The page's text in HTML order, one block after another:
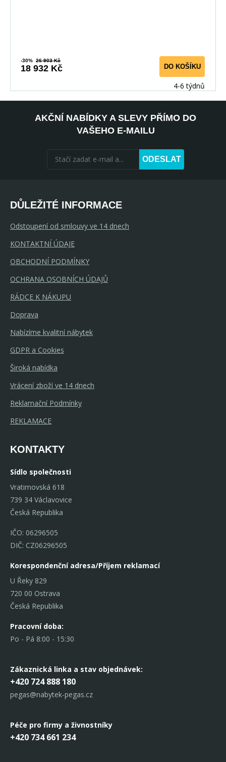
-30% 26 903 Kč
18 932 Kč DO KOŠÍKU
4-6 týdnů
AKČNÍ NABÍDKY A SLEVY PŘÍMO DO
VAŠEHO E-MAILU
ODESLAT
DŮLEŽITÉ INFORMACE
Odstoupení od smlouvy ve 14 dnech
KONTAKTNÍ ÚDAJE
OBCHODNÍ PODMÍNKY
OCHRANA OSOBNÍCH ÚDAJŮ
RÁDCE K NÁKUPU
Doprava
Nabízíme kvalitní nábytek
GDPR a Cookies
Široká nabídka
Vrácení zboží ve 14 dnech
Reklamační Podmínky
REKLAMACE
KONTAKTY
Sídlo společnosti
Vratimovská 618
739 34 Václavovice
Česká Republika
IČO: 06296505
DIČ: CZ06296505
Korespondenční adresa/Příjem reklamací
U Řeky 829
720 00 Ostrava
Česká Republika
Pracovní doba:
Po - Pá 8:00 - 15:30
Zákaznická linka a stav objednávek:
+420 724 888 180
pegas@nabytek-pegas.cz
Péče pro firmy a živnostníky
+420 734 661 234